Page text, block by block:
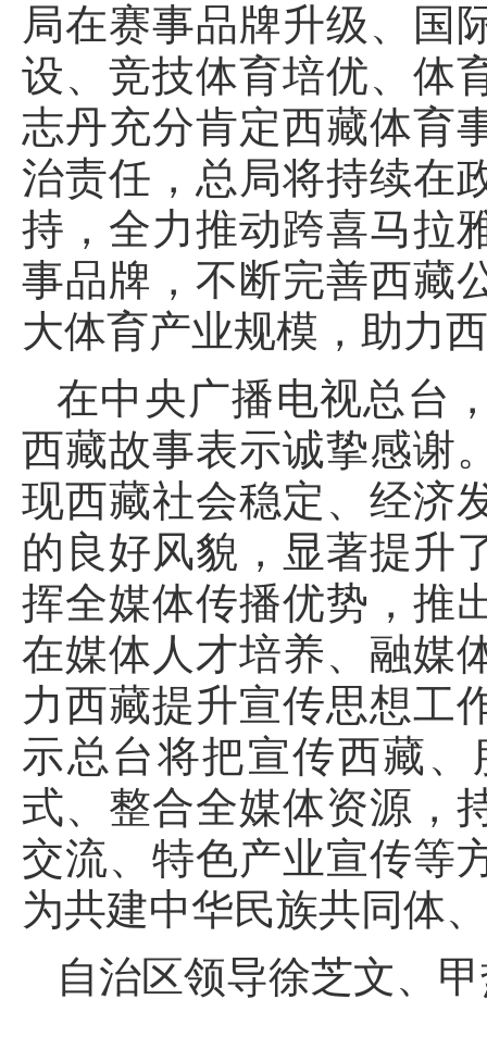
局在赛事品牌升级、国
设、竞技体育培优、体
志丹充分肯定西藏体育
治责任，总局将持续在
持，全力推动跨喜马拉
事品牌，不断完善西藏
大体育产业规模，助力
在中央广播电视总台
西藏故事表示诚挚感谢
现西藏社会稳定、经济
的良好风貌，显著提升
挥全媒体传播优势，推
在媒体人才培养、融媒
力西藏提升宣传思想工
示总台将把宣传西藏
式、整合全媒体资源，
交流、特色产业宣传等
为共建中华民族共同体
自治区领导徐芝文、